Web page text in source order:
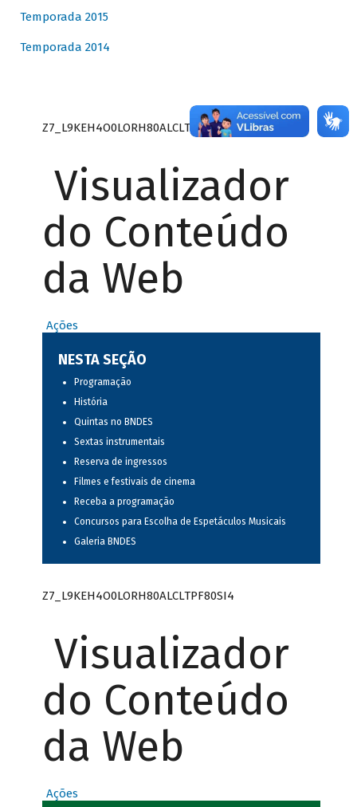
Temporada 2015
Temporada 2014
Z7_L9KEH4O0LORH80ALCLTPF80S27
Visualizador
do Conteúdo
da Web
Ações
NESTA SEÇÃO
Programação
História
Quintas no BNDES
Sextas instrumentais
Reserva de ingressos
Filmes e festivais de cinema
Receba a programação
Concursos para Escolha de Espetáculos Musicais
Galeria BNDES
Z7_L9KEH4O0LORH80ALCLTPF80SI4
Visualizador
do Conteúdo
da Web
Ações